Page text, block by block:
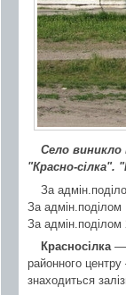
Село виникло
"Красно-сілка".
За
За адмін.поділом
За
Красносілка—
районного
знаходиться